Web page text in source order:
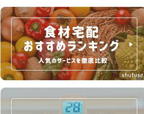
して、正しい食べ方を確認しましょ
う。大人の嗜みとして知っておきた
い新常識を解説します。